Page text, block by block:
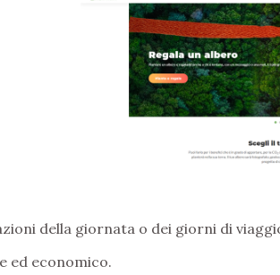
della giornata o dei giorni di
ed economico.